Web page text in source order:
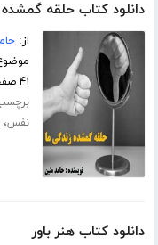
دانلود کتاب حلقه گمشده
از:
۴۱ صفحه
نفس،
دانلود کتاب هنر باور